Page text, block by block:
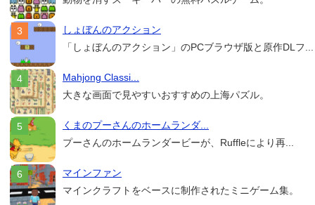
しょぼんのアクション
「しょぼんのアクション」のPCブラウザ版と原作DLフ...
Mahjong Classi...
大きな画面で見やすいおすすめの上海パズル。
くまのプーさんのホームランダ...
プーさんのホームランダービーが、Ruffleにより再...
マインファン
マインクラフトをベースに制作されたミニゲーム集。